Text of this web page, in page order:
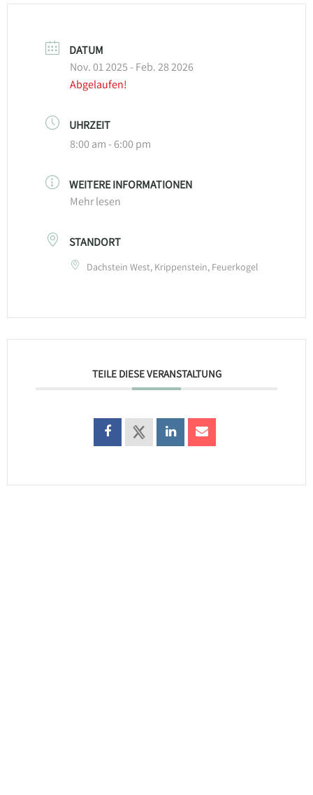
DATUM
Nov. 01 2025 - Feb. 28 2026
Abgelaufen!
UHRZEIT
8:00 am - 6:00 pm
WEITERE INFORMATIONEN
Mehr lesen
STANDORT
Dachstein West, Krippenstein, Feuerkogel
TEILE DIESE VERANSTALTUNG